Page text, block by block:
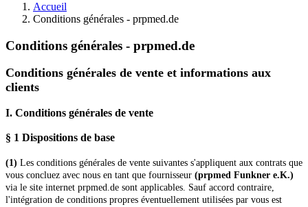
Accueil
Conditions générales - prpmed.de
Conditions générales - prpmed.de
Conditions générales de vente et informations aux
clients
I. Conditions générales de vente
§ 1 Dispositions de base
(1) Les conditions générales de vente suivantes s'appliquent aux contrats que
vous concluez avec nous en tant que fournisseur (prpmed Funkner e.K.)
via le site internet prpmed.de sont applicables. Sauf accord contraire,
l'intégration de conditions propres éventuellement utilisées par vous est